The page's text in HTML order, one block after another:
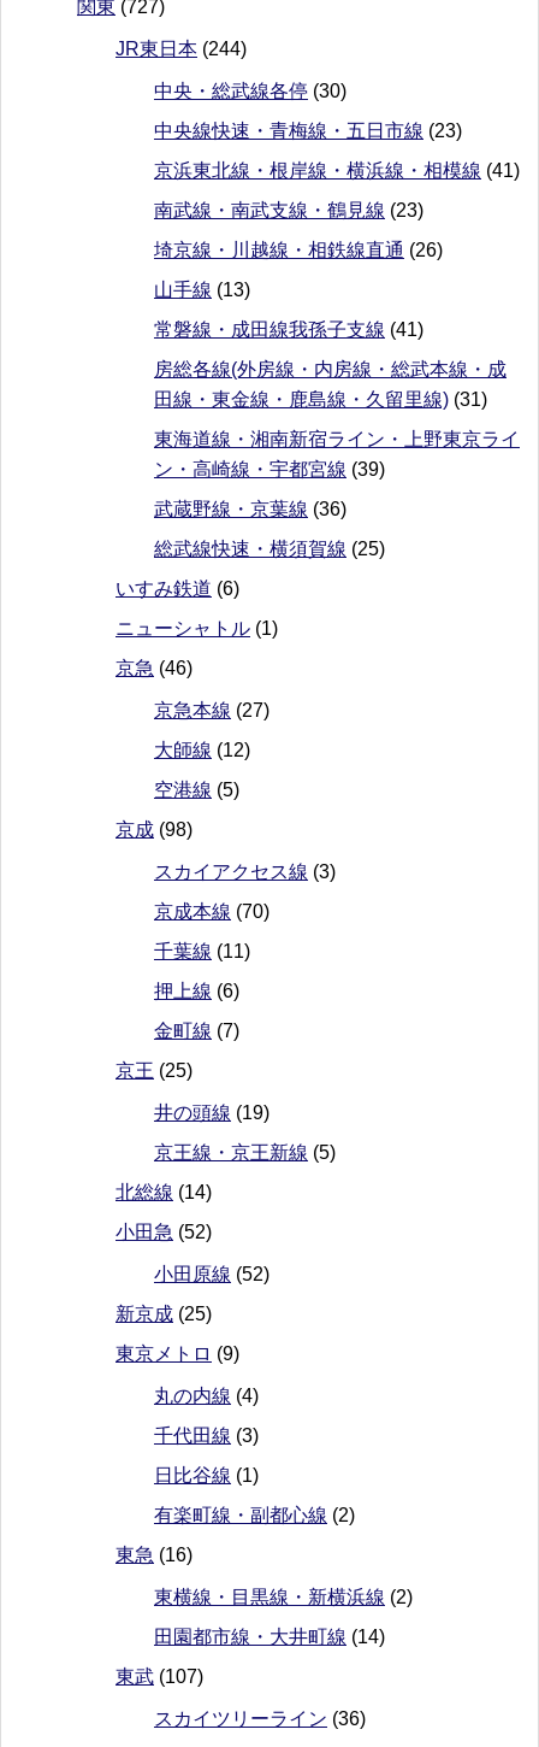
関東 (727)
JR東日本 (244)
中央・総武線各停 (30)
中央線快速・青梅線・五日市線 (23)
京浜東北線・根岸線・横浜線・相模線 (41)
南武線・南武支線・鶴見線 (23)
埼京線・川越線・相鉄線直通 (26)
山手線 (13)
常磐線・成田線我孫子支線 (41)
房総各線(外房線・内房線・総武本線・成
田線・東金線・鹿島線・久留里線) (31)
東海道線・湘南新宿ライン・上野東京ライ
ン・高崎線・宇都宮線 (39)
武蔵野線・京葉線 (36)
総武線快速・横須賀線 (25)
いすみ鉄道 (6)
ニューシャトル (1)
京急 (46)
京急本線 (27)
大師線 (12)
空港線 (5)
京成 (98)
スカイアクセス線 (3)
京成本線 (70)
千葉線 (11)
押上線 (6)
金町線 (7)
京王 (25)
井の頭線 (19)
京王線・京王新線 (5)
北総線 (14)
小田急 (52)
小田原線 (52)
新京成 (25)
東京メトロ (9)
丸の内線 (4)
千代田線 (3)
日比谷線 (1)
有楽町線・副都心線 (2)
東急 (16)
東横線・目黒線・新横浜線 (2)
田園都市線・大井町線 (14)
東武 (107)
スカイツリーライン (36)